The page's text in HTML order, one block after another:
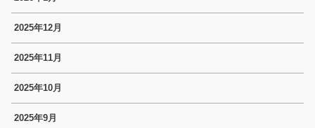
2025年12月
2025年11月
2025年10月
2025年9月